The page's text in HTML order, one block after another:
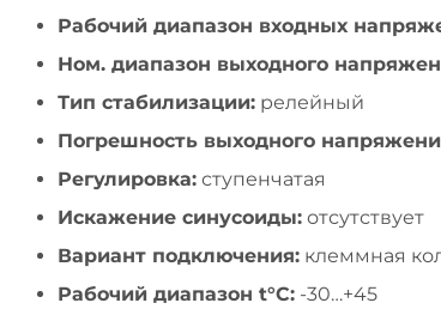
Рабочий диапазон входных
Ном. диапазон выходного
Тип стабилизации: релейный
Погрешность выходного
Регулировка: ступенчатая
Искажение синусоиды: отсутствует
Вариант подключения: клеммная
Рабочий диапазон t°С: -30…+45